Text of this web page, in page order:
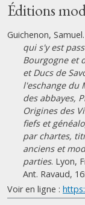
Éditions
Guichenon, Samuel.
qui s'y est
Bourgogne et
et Ducs de
l'eschange du
des abbayes,
Origines des
fiefs et
par chartes,
anciens et
parties. Lyon,
Ant. Ravaud,
Voir en ligne :